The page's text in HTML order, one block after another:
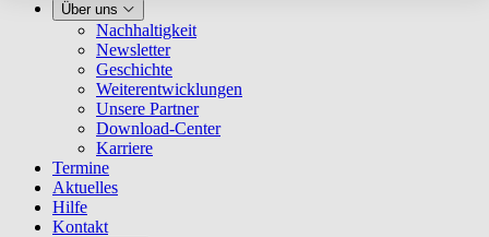
Über uns
Nachhaltigkeit
Newsletter
Geschichte
Weiterentwicklungen
Unsere Partner
Download-Center
Karriere
Termine
Aktuelles
Hilfe
Kontakt